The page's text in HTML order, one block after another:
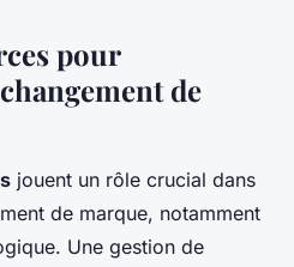
pour
de
jouent un rôle crucial dans
de marque, notamment
Une gestion de